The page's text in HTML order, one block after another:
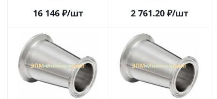
16 146 ₽/шт 2 761.20₽/шт